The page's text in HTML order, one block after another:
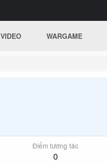
VIDEO WARGAME
Điểm tương tác
0